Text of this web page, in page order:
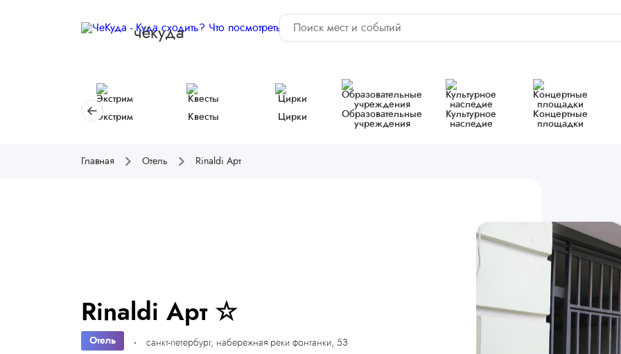
чёкуда
Экстрим Квесты Цирки
Образовательные
учреждения
Культурное
наследие
Концертные
площадки
Главная Отель Rinaldi Арт
Rinaldi Арт ☆
Отель санкт-петербург, набережная реки фонтанки, 53